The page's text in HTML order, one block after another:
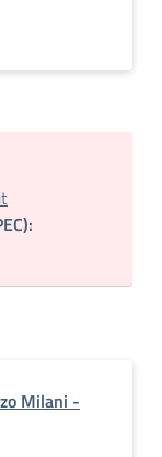
Milani -